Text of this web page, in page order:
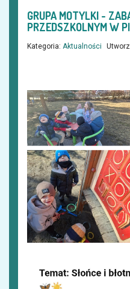
GRUPA MOTYLKI -
PRZEDSZKOLNYM W
Kategoria: Aktualności